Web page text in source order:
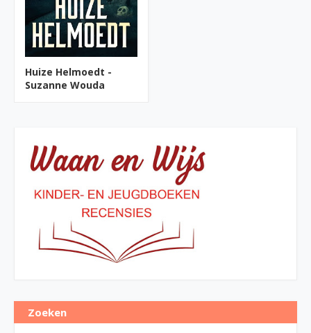
Huize Helmoedt -
Suzanne Wouda
Zoeken